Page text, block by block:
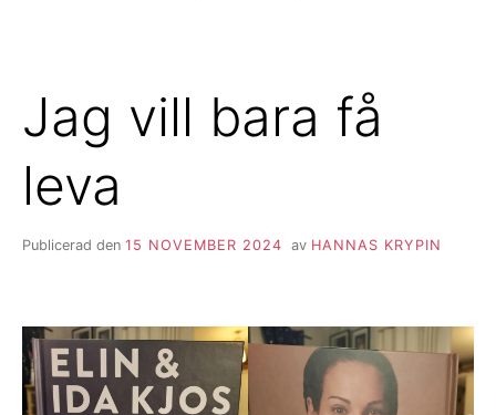
Jag vill bara få
leva
Publicerad den 15 NOVEMBER 2024 av HANNAS KRYPIN